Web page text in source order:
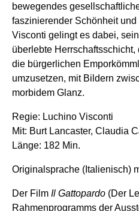
bewegendes
faszinierender Schönheit
Visconti gelingt es dabei,
überlebte
die bürgerlichen
umzusetzen, mit Bildern
morbidem Glanz.
Regie: Luchino Visconti
Mit: Burt Lancaster, Claudia
Länge: 182 Min.
Originalsprache (Italienisch)
Der Film Il Gattopardo (Der
Rahmenprogramms der